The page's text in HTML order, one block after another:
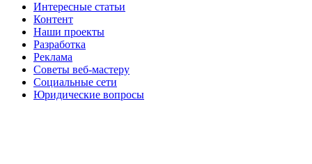
Интересные статьи
Контент
Наши проекты
Разработка
Реклама
Советы веб-мастеру
Социальные сети
Юридические вопросы